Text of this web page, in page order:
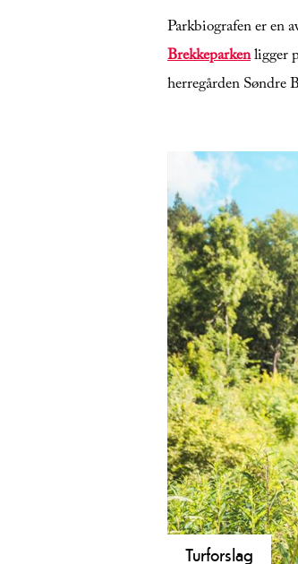
Parkbiografen er en
Brekkeparkenligger
herregården Søndre
Turforslag